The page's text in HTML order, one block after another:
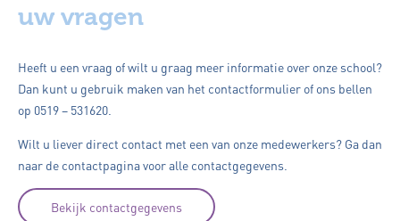
uw vragen
Heeft u een vraag of wilt u graag meer informatie over onze school?
Dan kunt u gebruik maken van het contactformulier of ons bellen
op 0519 – 531620.
Wilt u liever direct contact met een van onze medewerkers? Ga dan
naar de contactpagina voor alle contactgegevens.
Bekijk contactgegevens